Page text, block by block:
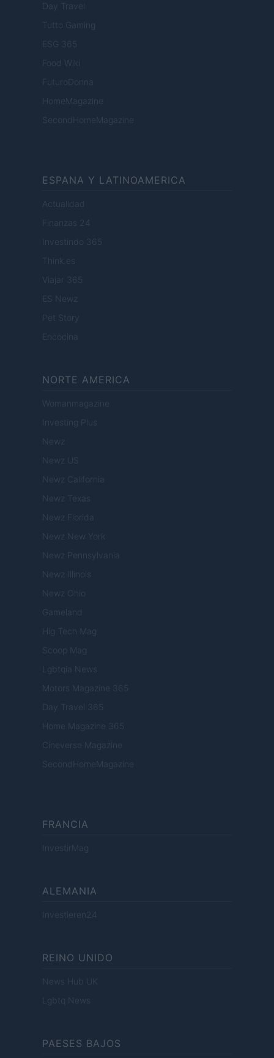
Day Travel
Tutto Gaming
ESG 365
Food Wiki
FuturoDonna
HomeMagazine
SecondHomeMagazine
ESPANA Y LATINOAMERICA
Actualidad
Finanzas 24
Investindo 365
Think.es
Viajar 365
ES Newz
Pet Story
Encocina
NORTE AMERICA
Womanmagazine
Investing Plus
Newz
Newz US
Newz California
Newz Texas
Newz Florida
Newz New York
Newz Pennsylvania
Newz Illinois
Newz Ohio
Gameland
Hig Tech Mag
Scoop Mag
Lgbtqia News
Motors Magazine 365
Day Travel 365
Home Magazine 365
Cineverse Magazine
SecondHomeMagazine
FRANCIA
InvestirMag
ALEMANIA
Investieren24
REINO UNIDO
News Hub UK
Lgbtq News
PAESES BAJOS